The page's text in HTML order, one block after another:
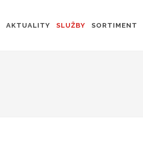
AKTUALITY SLUŽBY SORTIMENT